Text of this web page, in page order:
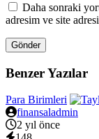
Daha sonraki
adresim ve site
Gönder
Benzer Yazılar
Para Birimleri
finansaladmin
2 yıl önce